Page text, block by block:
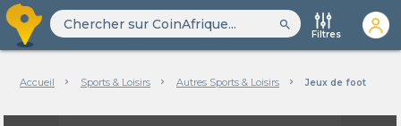
search
Filtres
Accueil Sports & Loisirs Autres Sports & Loisirs Jeux de foot